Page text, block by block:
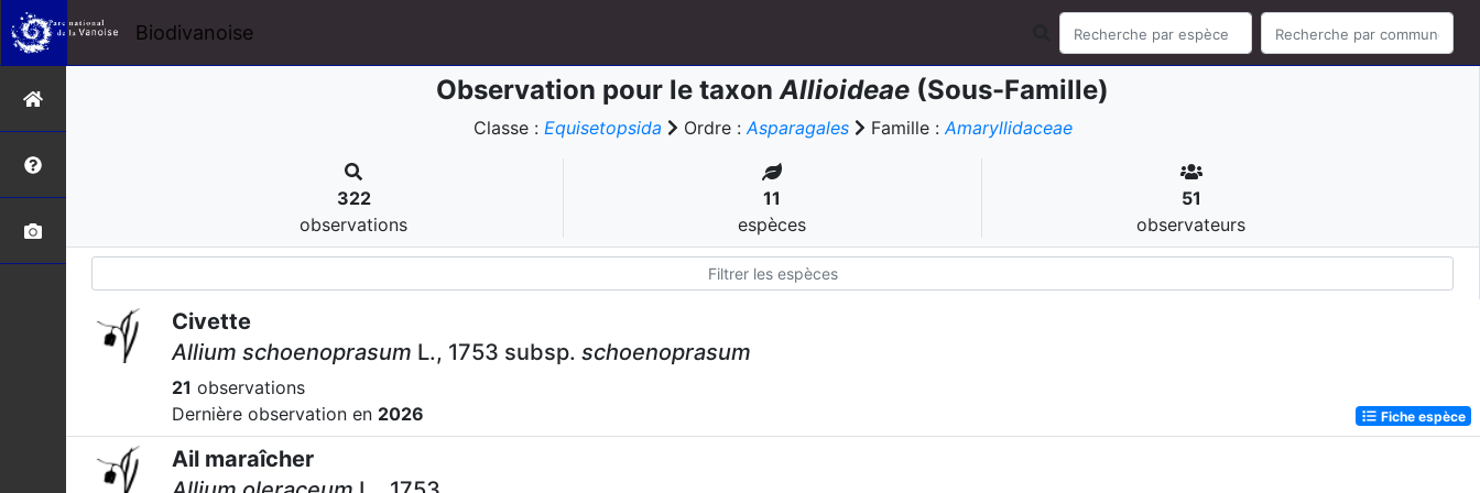
Biodivanoise
Observation pour le taxonAllioideae (Sous-Famille)
Classe : Equisetopsida Ordre :Asparagales Famille :Amaryllidaceae
322
observations
11
espèces
51
observateurs
Civette
Allium schoenoprasum L., 1753 subsp. schoenoprasum
21 observations
Dernière observation en 2026 Fiche espèce
Ail maraîcher